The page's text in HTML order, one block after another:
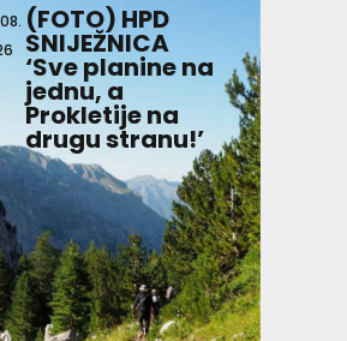
(FOTO) HPD
SNIJEŽNICA
‘Sve planine na
jednu, a
Prokletije na
drugu stranu!’